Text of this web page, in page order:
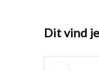
Dit vind